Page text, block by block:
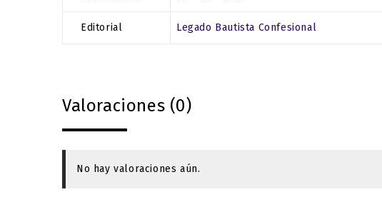
Editorial Legado Bautista Confesional
Valoraciones (0)
No hay valoraciones aún.